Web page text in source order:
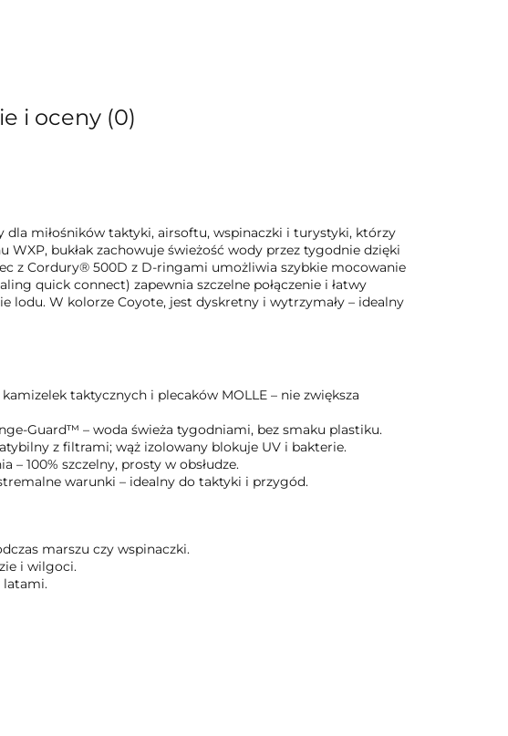
i oceny (0)
dla miłośników taktyki, airsoftu, wspinaczki i turystyki, którzy
bukłak zachowuje świeżość wody przez tygodnie dzięki
z Cordury® 500D z D-ringami umożliwia szybkie mocowanie
quick connect) zapewnia szczelne połączenie i łatwy
lodu. W kolorze Coyote, jest dyskretny i wytrzymały – idealny
taktycznych i plecaków MOLLE – nie zwiększa
Guard™ – woda świeża tygodniami, bez smaku plastiku.
z filtrami; wąż izolowany blokuje UV i bakterie.
– 100% szczelny, prosty w obsłudze.
warunki – idealny do taktyki i przygód.
marszu czy wspinaczki.
i wilgoci.
latami.